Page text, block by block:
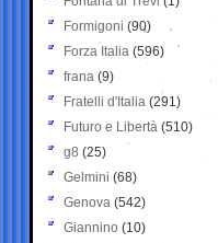
Formigoni (90)
Forza Italia (596)
frana (9)
Fratelli d'Italia (291)
Futuro e Libertà (510)
g8 (25)
Gelmini (68)
Genova (542)
Giannino (10)